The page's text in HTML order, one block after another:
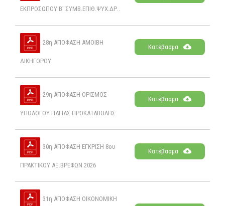
ΕΚΠΡΟΣΩΠΟΥ Β' ΣΥΜΒ.ΕΠΙΘ.ΨΥΧ.ΔΡ..
28η ΑΠΟΦΑΣΗ ΑΜΟΙΒΗ
ΔΙΚΗΓΟΡΟΥ
Κατέβασμα
29η ΑΠΟΦΑΣΗ ΟΡΙΣΜΟΣ
ΥΠΟΛΟΓΟΥ ΠΑΓΙΑΣ ΠΡΟΚΑΤΑΒΟΛΗΣ
Κατέβασμα
30η ΑΠΟΦΑΣΗ ΕΓΚΡΙΣΗ 8ου
ΠΡΑΚΤΙΚΟΥ ΑΞ.ΒΡΕΦΩΝ 2026
Κατέβασμα
31η ΑΠΟΦΑΣΗ ΟΙΚΟΝΟΜΙΚΗ